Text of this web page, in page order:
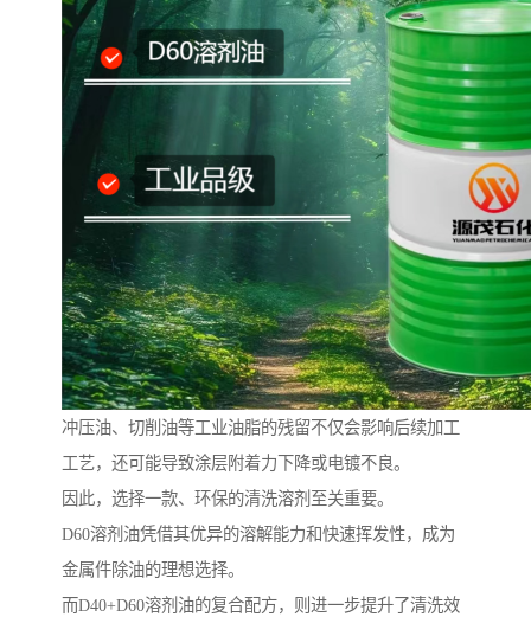
冲压油、切削油等工业油脂的残留不仅会影响后续加工
工艺，还可能导致涂层附着力下降或电镀不良。
因此，选择一款、环保的清洗溶剂至关重要。
D60溶剂油凭借其优异的溶解能力和快速挥发性，成为
金属件除油的理想选择。
而D40+D60溶剂油的复合配方，则进一步提升了清洗效